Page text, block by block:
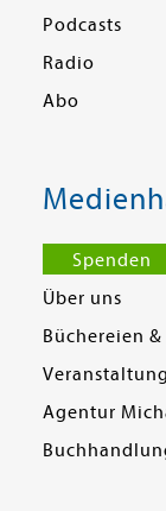
Podcasts
Radio
Abo
Spenden
Über uns
Büchereien
Agentur